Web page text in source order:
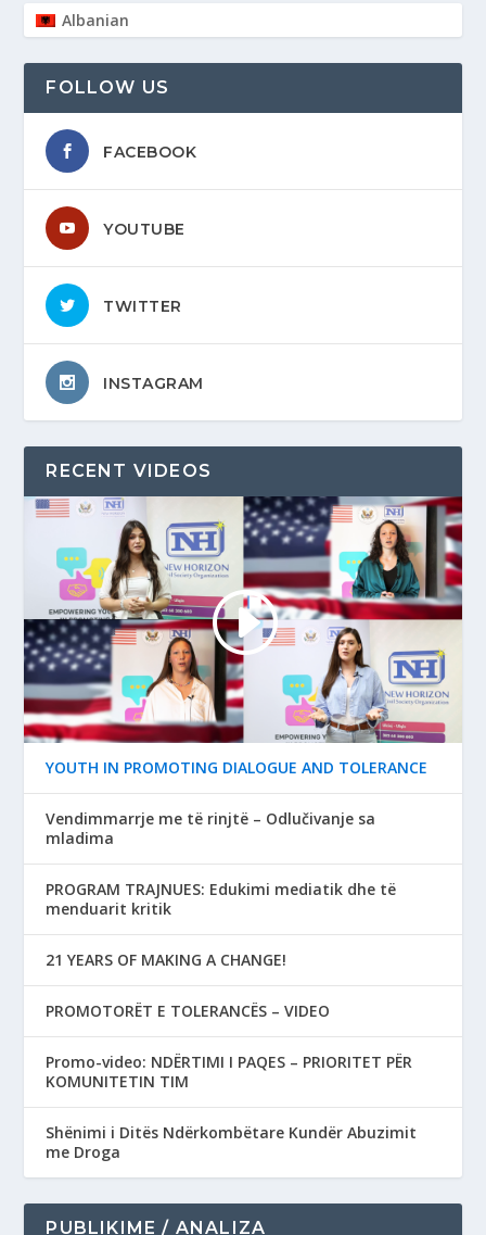
Albanian
FOLLOW US
FACEBOOK
YOUTUBE
TWITTER
INSTAGRAM
RECENT VIDEOS
YOUTH IN PROMOTING DIALOGUE AND TOLERANCE
Vendimmarrje me të rinjtë – Odlučivanje sa
mladima
PROGRAM TRAJNUES: Edukimi mediatik dhe të
menduarit kritik
21 YEARS OF MAKING A CHANGE!
PROMOTORËT E TOLERANCËS – VIDEO
Promo-video: NDËRTIMI I PAQES – PRIORITET PËR
KOMUNITETIN TIM
Shënimi i Ditës Ndërkombëtare Kundër Abuzimit
me Droga
PUBLIKIME / ANALIZA